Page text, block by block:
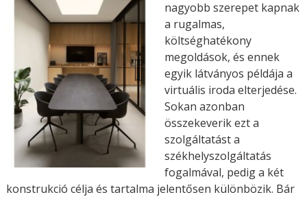
nagyobb szerepet kapnak
a rugalmas,
költséghatékony
megoldások, és ennek
egyik látványos példája a
virtuális iroda elterjedése.
Sokan azonban
összekeverik ezt a
szolgáltatást a
székhelyszolgáltatás
fogalmával, pedig a két
konstrukció célja és tartalma jelentősen különbözik. Bár